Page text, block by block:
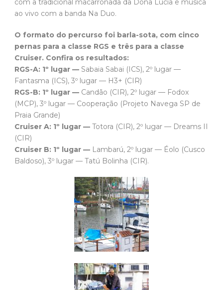
com a tradicional macarronada da Dona Lúcia e música
ao vivo com a banda Na Duo.
O formato do percurso foi barla-sota, com cinco
pernas para a classe RGS e três para a classe
Cruiser. Confira os resultados:
RGS-A: 1º lugar — Sabaia Sabai (ICS), 2º lugar —
Fantasma (ICS), 3º lugar — H3+ (CIR)
RGS-B: 1º lugar — Candão (CIR), 2º lugar — Fodox
(MCP), 3º lugar — Cooperação (Projeto Navega SP de
Praia Grande)
Cruiser A: 1º lugar — Totora (CIR), 2º lugar — Dreams II
(CIR)
Cruiser B: 1º lugar — Lambarú, 2º lugar — Éolo (Cusco
Baldoso), 3º lugar — Tatú Bolinha (CIR).